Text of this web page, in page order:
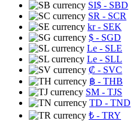
SI$ - SBD
SR - SCR
kr- SEK
$ - SGD
Le - SLE
Le - SLL
₡ - SVC
฿ - THB
ЅМ - TJS
TD - TND
₺ - TRY